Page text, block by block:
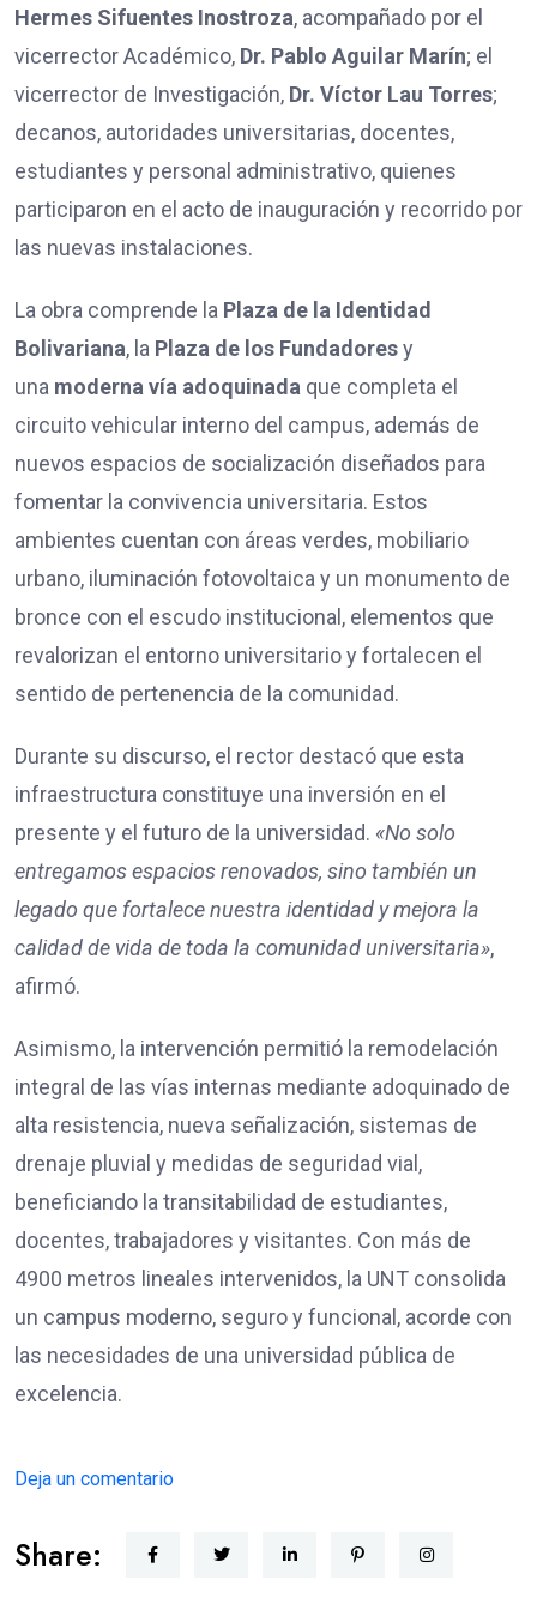
Hermes Sifuentes Inostroza, acompañado por el
vicerrector Académico, Dr. Pablo Aguilar Marín; el
vicerrector de Investigación, Dr. Víctor Lau Torres;
decanos, autoridades universitarias, docentes,
estudiantes y personal administrativo, quienes
participaron en el acto de inauguración y recorrido por
las nuevas instalaciones.
La obra comprende la Plaza de la Identidad
Bolivariana, la Plaza de los Fundadoresy
una moderna vía adoquinada que completa el
circuito vehicular interno del campus, además de
nuevos espacios de socialización diseñados para
fomentar la convivencia universitaria. Estos
ambientes cuentan con áreas verdes, mobiliario
urbano, iluminación fotovoltaica y un monumento de
bronce con el escudo institucional, elementos que
revalorizan el entorno universitario y fortalecen el
sentido de pertenencia de la comunidad.
Durante su discurso, el rector destacó que esta
infraestructura constituye una inversión en el
presente y el futuro de la universidad. «No solo
entregamos espacios renovados, sino también un
legado que fortalece nuestra identidad y mejora la
calidad de vida de toda la comunidad universitaria»,
afirmó.
Asimismo, la intervención permitió la remodelación
integral de las vías internas mediante adoquinado de
alta resistencia, nueva señalización, sistemas de
drenaje pluvial y medidas de seguridad vial,
beneficiando la transitabilidad de estudiantes,
docentes, trabajadores y visitantes. Con más de
4900 metros lineales intervenidos, la UNT consolida
un campus moderno, seguro y funcional, acorde con
las necesidades de una universidad pública de
excelencia.
Deja un comentario
Share: